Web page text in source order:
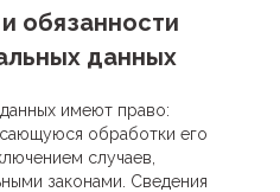
обязанности
данных
имеют право:
обработки его
случаев,
законами. Сведения